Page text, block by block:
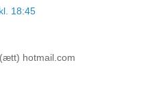
18:45
hotmail.com